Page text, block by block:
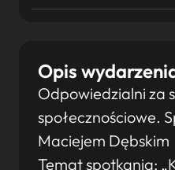
Opis
Odpowiedzialni za
społecznościowe.
Maciejem Dębskim
Temat spotkania: